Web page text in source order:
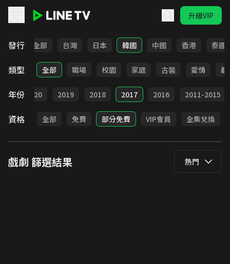
升級VIP
發行 全部 台灣 日本 韓國 中國 香港 泰國
類型 全部 職場 校園 家庭 古裝 愛情 都
年份 2020 2019 2018 2017 2016 2011-2015
資格 全部 免費 部分免費 VIP會員 全集兌換
戲劇 篩選結果 熱門